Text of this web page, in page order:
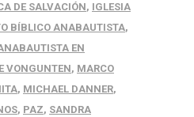
DE SALVACIÓN, IGLESIA
BÍBLICO ANABAUTISTA,
EN
VONGUNTEN, MARCO
, MICHAEL DANNER,
, PAZ, SANDRA